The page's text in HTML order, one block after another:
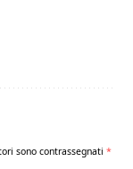
sono contrassegnati *